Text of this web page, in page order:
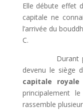
Elle débute effet
capitale ne
l’arrivée du
C.
Durant plus
devenu le siège
capitale royale
principalement
rassemble